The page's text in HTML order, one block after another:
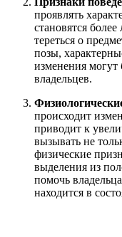
проявлять
становятся
тереться о
позы,
изменения
владельцев.
происходит
приводит к
вызывать не
физические
выделения из
помочь
находится в